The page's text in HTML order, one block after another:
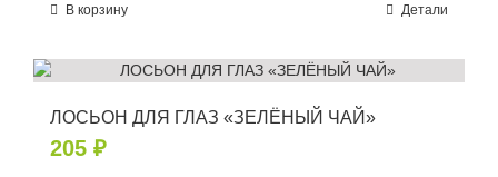
В корзину Детали
ЛОСЬОН ДЛЯ ГЛАЗ «ЗЕЛЁНЫЙ ЧАЙ»
205 ₽